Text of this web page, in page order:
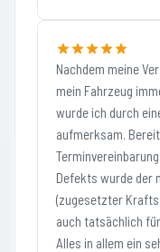
Nachdem meine
mein Fahrzeug
wurde ich durch
aufmerksam.
Defekts wurde der
(zugesetzter
auch tatsächlich
Alles in allem ein